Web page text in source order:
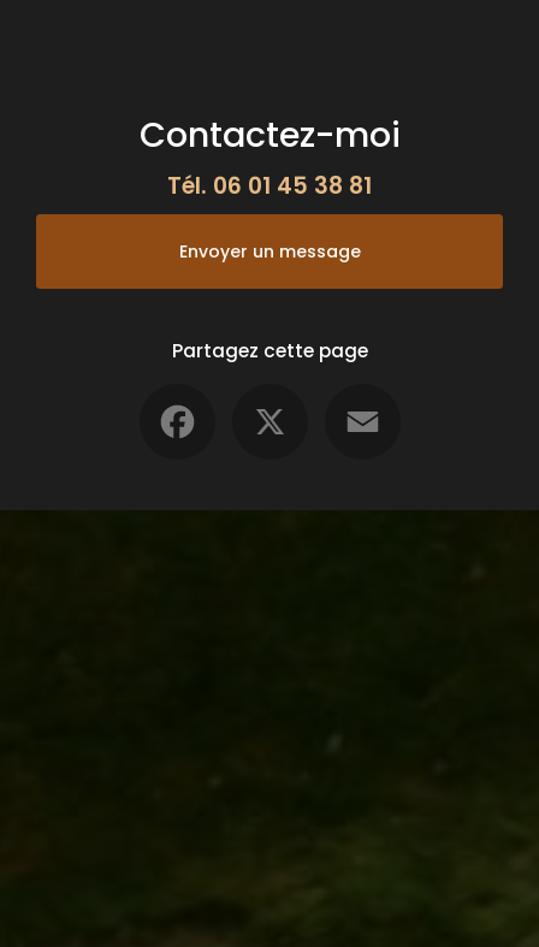
Contactez-moi
Tél. 06 01 45 38 81
Envoyer un message
Partagez cette page